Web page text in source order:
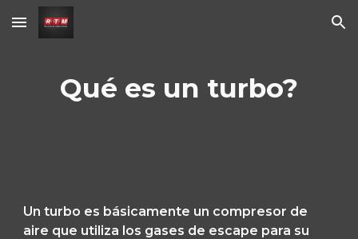
Skip to main content Skip to navigation
Qué es un turbo?
Un turbo es básicamente un compresor de
aire que utiliza los gases de escape para su